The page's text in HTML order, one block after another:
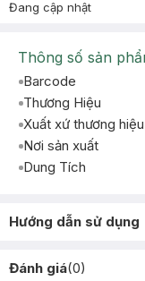
Đang cập nhật
Thông số sản
Barcode
Thương Hiệu
Xuất xứ thương hiệu
Nơi sản xuất
Dung Tích
Hướng dẫn sử dụng
Đánh giá(0)